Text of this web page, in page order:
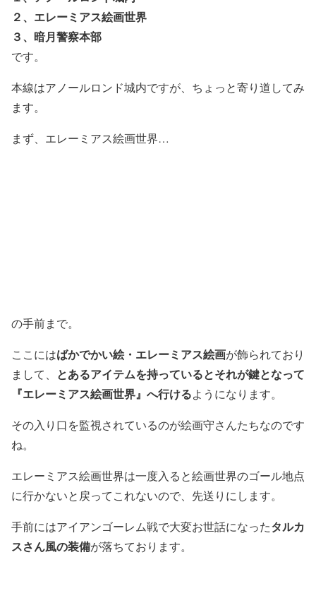
２、エレーミアス絵画世界
３、暗月警察本部
です。
本線はアノールロンド城内ですが、ちょっと寄り道してみ
ます。
まず、エレーミアス絵画世界…
の手前まで。
ここにはばかでかい絵・エレーミアス絵画が飾られており
まして、 とあるアイテムを持っているとそれが鍵となって
『エレーミアス絵画世界』へ行けるようになります。
その入り口を監視されているのが絵画守さんたちなのです
ね。
エレーミアス絵画世界は一度入ると絵画世界のゴール地点
に行かないと戻ってこれないので、先送りにします。
手前にはアイアンゴーレム戦で大変お世話になったタルカ
スさん風の装備が落ちております。